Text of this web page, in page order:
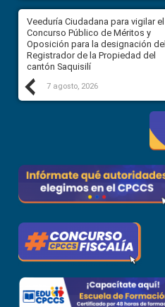
Previous
Veeduría Ciudadana para vigilar el
Concurso Público de Méritos y
Oposición para la designación del
Registrador de la Propiedad del
cantón Saquisilí
7 agosto, 2026